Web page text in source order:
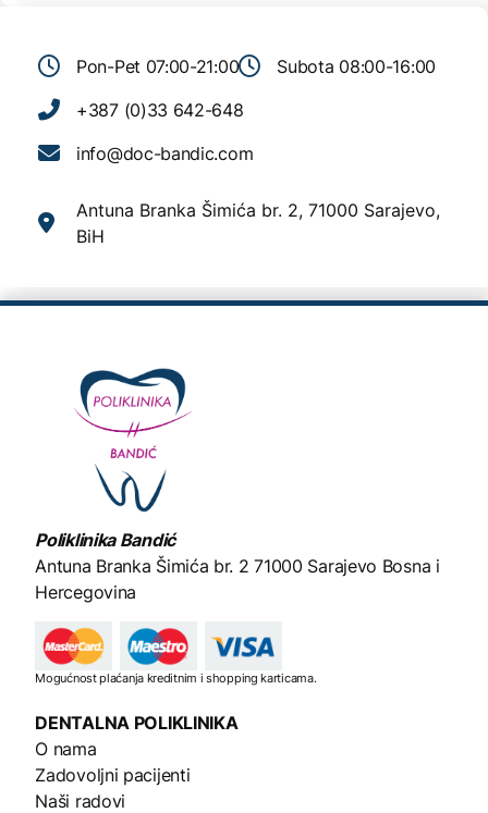
Pon-Pet 07:00-21:00
Subota 08:00-16:00
+387 (0)33 642-648
info@doc-bandic.com
Antuna Branka Šimića br. 2, 71000 Sarajevo,
BiH
Poliklinika Bandić
Antuna Branka Šimića br. 2 71000 Sarajevo Bosna i
Hercegovina
Mogućnost plaćanja kreditnim i shopping karticama.
DENTALNA POLIKLINIKA
O nama
Zadovoljni pacijenti
Naši radovi